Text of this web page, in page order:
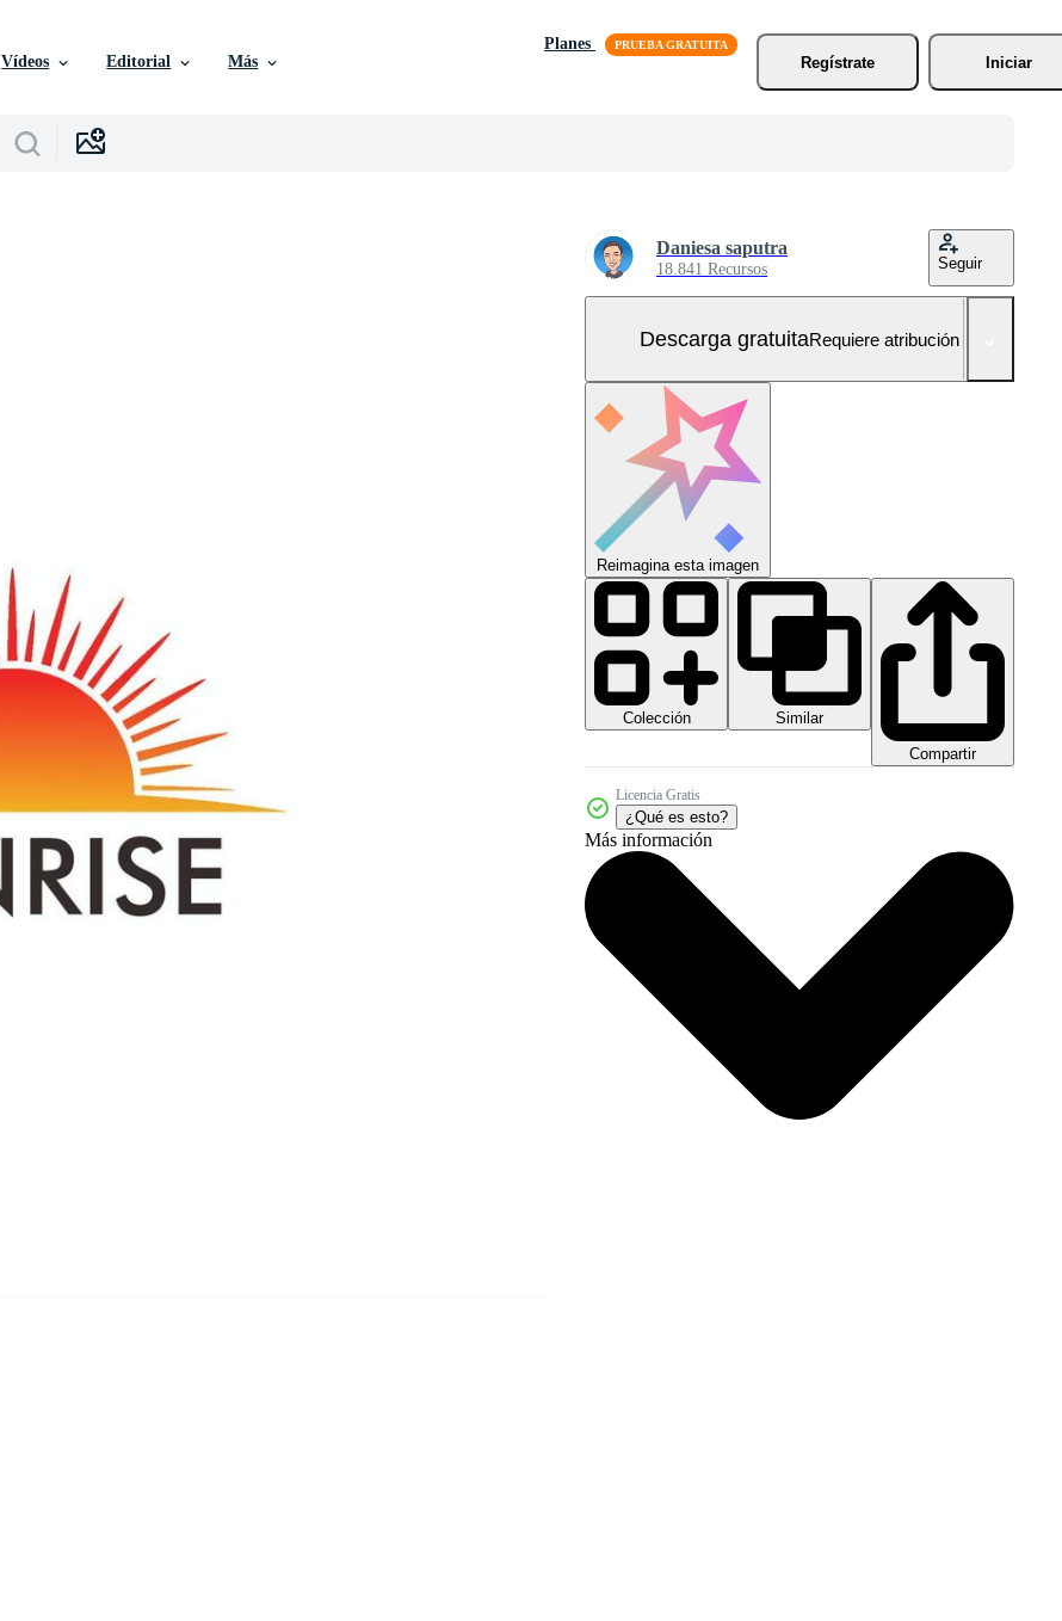
Vídeos Editorial Más
Planes
Regístrate
Iniciar
Daniesa saputra
18.841 Recursos Seguir
Descarga gratuitaRequiere atribución
Reimagina esta imagen
Colección
Similar
Compartir
Licencia Gratis
¿Qué es esto?
Más información